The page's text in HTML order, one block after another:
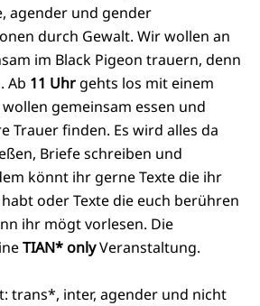
agender und gender
durch Gewalt. Wir wollen an
im Black Pigeon trauern, denn
Ab 11 Uhr gehts los mit einem
gemeinsam essen und
Trauer finden. Es wird alles da
Briefe schreiben und
könnt ihr gerne Texte die ihr
oder Texte die euch berühren
ihr mögt vorlesen. Die
TIAN* onlyVeranstaltung.
trans*, inter, agender und nicht